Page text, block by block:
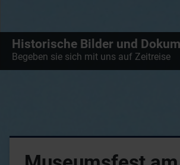
Historische Bilder und
Begeben sie sich mit uns auf Zeitreise